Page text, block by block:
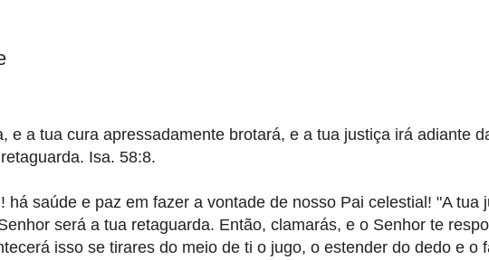
e a tua cura apressadamente brotará, e a tua justiça irá adiante
Isa. 58:8.
há saúde e paz em fazer a vontade de nosso Pai celestial! "A tua
será a tua retaguarda. Então, clamarás, e o Senhor te
isso se tirares do meio de ti o jugo, o estender do dedo e o